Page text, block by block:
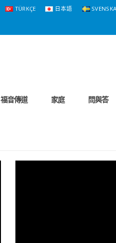
TÜRKÇE 日本語 SVENSKA
福音傳道 家庭 問與答